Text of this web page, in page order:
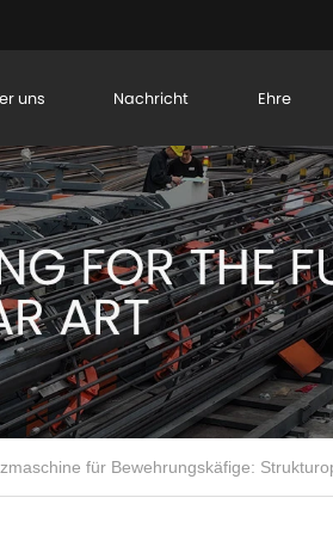
uns Nachricht Ehre
für Bewehrungskäfige: